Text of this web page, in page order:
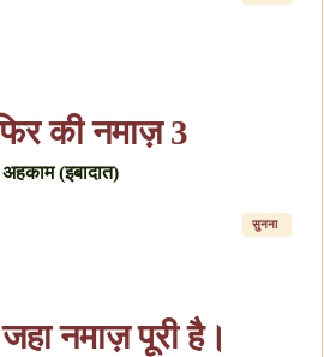
की नमाज़ 3
अहकाम (इबादात)
सुनना
नमाज़ पूरी है।